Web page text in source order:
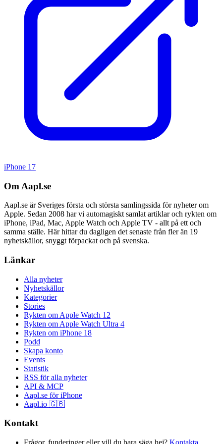
iPhone 17
Om Aapl.se
Aapl.se är Sveriges första och största samlingssida för nyheter om
Apple. Sedan 2008 har vi automagiskt samlat artiklar och rykten om
iPhone, iPad, Mac, Apple Watch och Apple TV - allt på ett och
samma ställe. Här hittar du dagligen det senaste från fler än 19
nyhetskällor, snyggt förpackat och på svenska.
Länkar
Alla nyheter
Nyhetskällor
Kategorier
Stories
Rykten om Apple Watch 12
Rykten om Apple Watch Ultra 4
Rykten om iPhone 18
Podd
Skapa konto
Events
Statistik
RSS för alla nyheter
API & MCP
Aapl.se för iPhone
Aapl.io 🇬🇧
Kontakt